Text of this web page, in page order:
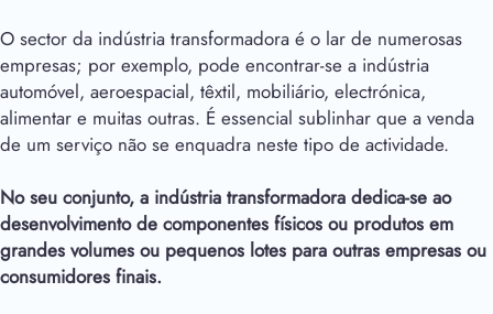
O sector da indústria transformadora é o lar de numerosas
empresas; por exemplo, pode encontrar-se a indústria
automóvel, aeroespacial, têxtil, mobiliário, electrónica,
alimentar e muitas outras. É essencial sublinhar que a venda
de um serviço não se enquadra neste tipo de actividade.
No seu conjunto, a indústria transformadora dedica-se ao
desenvolvimento de componentes físicos ou produtos em
grandes volumes ou pequenos lotes para outras empresas ou
consumidores finais.